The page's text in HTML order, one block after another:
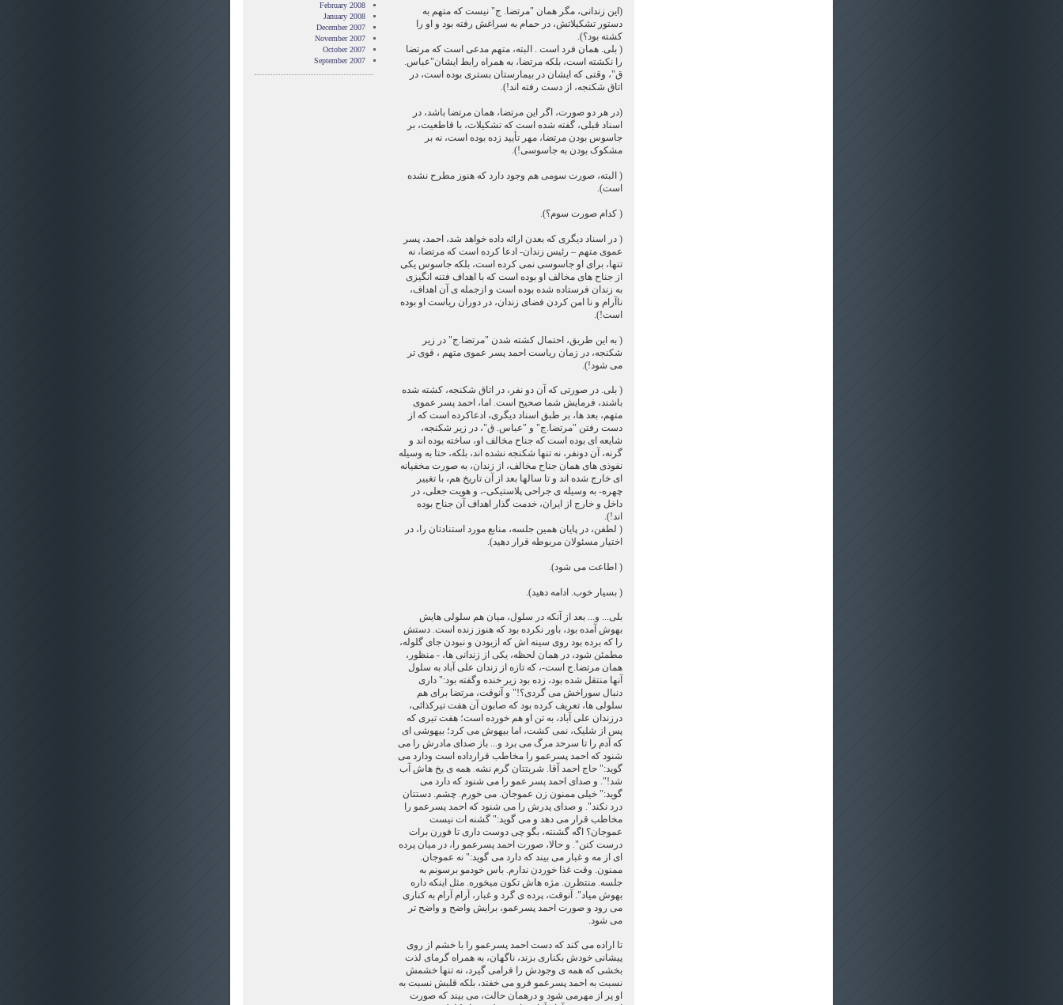
(این زندانی، مگر همان "مرتضا. ج" نیست که متهم به
دستور تشکیلاتش، در حمام به سراغش رفته بود و او را
کشته بود؟).
( بلی. همان فرد است . البته، متهم مدعی است که مرتضا
را نکشته است، بلکه مرتضا، به همراه رابط ایشان"عباس.
ق"، وقتی که ایشان در بیمارستان بستری بوده است، در
اتاق شکنجه، از دست رفته اند!).
(در هر دو صورت، اگر این مرتضا، همان مرتضا باشد، در
اسناد قبلی، گفته شده است که تشکیلات، با قاطعیت، بر
جاسوس بودن مرتضا، مهر تأیید زده بوده است، نه بر
مشکوک بودن به جاسوسی!).
( البته، صورت سومی هم وجود دارد که هنوز مطرح نشده
است).
( کدام صورت سوم؟).
( در اسناد دیگری که بعدن ارائه داده خواهد شد، احمد، پسر
عموی متهم – رئیس زندان- ادعا کرده است که مرتضا، نه
تنها، برای او جاسوسی نمی کرده است، بلکه جاسوس یکی
از جناح های مخالف او بوده است که با اهداف فتنه انگیزی
به زندان فرستاده شده بوده است و ازجمله ی آن اهداف،
ناآرام و نا امن کردن فضای زندان، در دوران ریاست او بوده
است!).
( به این طریق، احتمال کشته شدن "مرتضا.ج" در زیر
شکنجه، در زمان ریاست احمد پسر عموی متهم ، قوی تر
می شود!).
( بلی. در صورتی که آن دو نفر، در اتاق شکنجه، کشته شده
باشند، فرمایش شما صحیح است. اما، احمد پسر عموی
متهم، بعد ها، بر طبق اسناد دیگری، ادعاکرده است که از
دست رفتن "مرتضا.ج" و "عباس. ق"، در زیر شکنجه،
شایعه ای بوده است که جناح مخالف او، ساخته بوده اند و
گرنه، آن دونفر، نه تنها شکنجه نشده اند، بلکه، حتا به وسیله
نفوذی های همان جناح مخالف، از زندان، به صورت مخفیانه
ای خارج شده اند و تا سالها بعد از آن تاریخ هم، با تغییر
چهره- به وسیله ی جراحی پلاستیکی-، و هویت جعلی، در
داخل و خارج از ایران، خدمت گذار اهداف آن جناح بوده
اند!).
( لطفن، در پایان همین جلسه، منابع مورد استنادتان را، در
اختیار مسئولان مربوطه قرار دهید).
( اطاعت می شود).
( بسیار خوب. ادامه دهید).
بلی... و... بعد از آنکه در سلول، میان هم سلولی هایش
بهوش آمده بود، باور نکرده بود که هنوز زنده است. دستش
را که برده بود روی سینه اش که ازبودن و نبودن جای گلوله،
مطمئن شود، در همان لحظه، یکی از زندانی ها، - منظور،
همان مرتضا.ج است-، که تازه از زندان علی آباد به سلول
آنها منتقل شده بود، زده بود زیر خنده وگفته بود:" داری
دنبال سوراخش می گردی؟!" و آنوقت، مرتضا برای هم
سلولی ها، تعریف کرده بود که صابون آن هفت تیرکذائی،
درزندان علی آباد، به تن او هم خورده است؛ هفت تیری که
پس از شلیک، نمی کشت، اما بیهوش می کرد؛ بیهوشی ای
که آدم را تا سرحد مرگ می برد و... باز صدای مادرش را می
شنود که احمد پسرعمو را مخاطب قرارداده است ودارد می
گوید:" حاج احمد آقا. شربتتان گرم نشه. همه ی یخ هاش آب
شد!". و صدای احمد پسر عمو را می شنود که دارد می
گوید:" خیلی ممنون زن عموجان. می خورم. چشم. دستتان
درد نکند". و صدای پدرش را می شنود که احمد پسرعمو را
مخاطب قرار می دهد و می گوید:" گشنه ات نیست
عموجان؟ اگه گشنته، بگو چی دوست داری تا فورن برات
درست کنن". و حالا، صورت احمد پسرعمو را، در میان پرده
ای از مه و غبار می بیند که دارد می گوید:" نه عموجان.
ممنون. وقت غذا خوردن ندارم. باس خودمو برسونم به
جلسه. منتظرن. مژه هاش تکون میخوره. مثل اینکه داره
بهوش میاد". آنوقت، پرده ی گرد و غبار، آرام آرام به کناری
می رود و صورت احمد پسرعمو، برایش واضح و واضح تر
می شود.
تا اراده می کند که دست احمد پسرعمو را با خشم از روی
پیشانی خودش بکناری بزند، ناگهان، به همراه گرمای لذت
بخشی که همه ی وجودش را فرامی گیرد، نه تنها خشمش
نسبت به احمد پسرعمو فرو می خفتد، بلکه قلبش نسبت به
او پر از مهرمی شود و درهمان حالت، می بیند که صورت
February 2008
January 2008
December 2007
November 2007
October 2007
September 2007